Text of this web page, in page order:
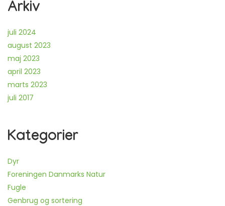
Arkiv
juli 2024
august 2023
maj 2023
april 2023
marts 2023
juli 2017
Kategorier
Dyr
Foreningen Danmarks Natur
Fugle
Genbrug og sortering